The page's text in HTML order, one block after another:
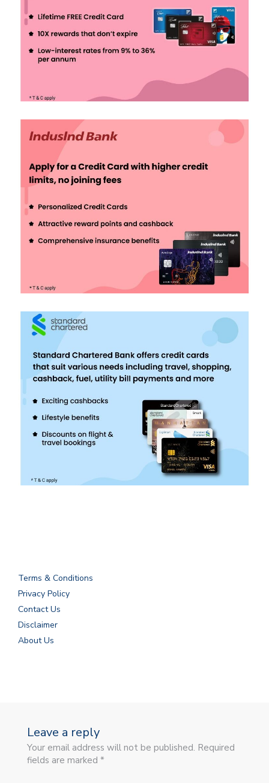
Terms & Conditions
Privacy Policy
Contact Us
Disclaimer
About Us
Leave a reply
Your email address will not be published. Required
fields are marked *